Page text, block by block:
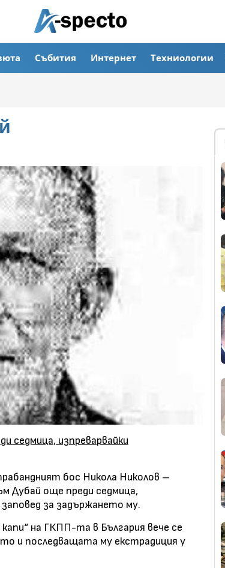
Събития Интернет Техниологии
седмица, изпреварвайки
бос Никола Николов –
Дубай още преди седмица,
за задържането му.
на ГКПП-та в България вече се
и последващата му екстрадиция у